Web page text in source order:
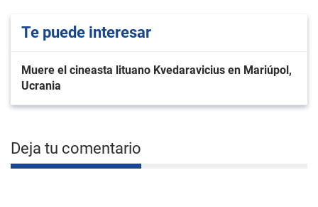
Te puede interesar
Muere el cineasta lituano Kvedaravicius en Mariúpol,
Ucrania
Deja tu comentario